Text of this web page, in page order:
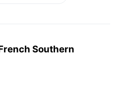
Southern